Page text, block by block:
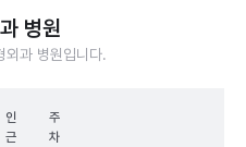
병원
외과 병원입니다.
인
근
주
차